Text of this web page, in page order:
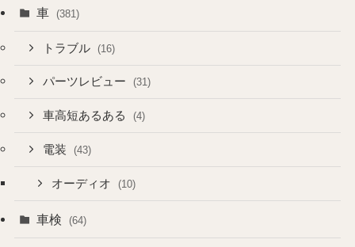
車 (381)
トラブル (16)
パーツレビュー (31)
車高短あるある (4)
電装 (43)
オーディオ (10)
車検 (64)